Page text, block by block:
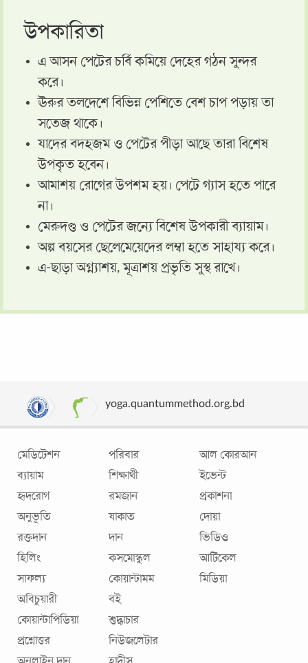
উপকারিতা
এ আসন পেটের চর্বি কমিয়ে দেহের গঠন সুন্দর
করে।
ঊরুর তলদেশে বিভিন্ন পেশিতে বেশ চাপ পড়ায় তা
সতেজ থাকে।
যাদের বদহজম ও পেটের পীড়া আছে তারা বিশেষ
উপকৃত হবেন।
আমাশয় রোগের উপশম হয়। পেটে গ্যাস হতে পারে
না।
মেরুদণ্ড ও পেটের জন্যে বিশেষ উপকারী ব্যায়াম।
অল্প বয়সের ছেলেমেয়েদের লম্বা হতে সাহায্য করে।
এ-ছাড়া অগ্ন্যাশয়, মূত্রাশয় প্রভৃতি সুস্থ রাখে।
yoga.quantummethod.org.bd
মেডিটেশন
ব্যায়াম
হৃদরোগ
অনুভূতি
রক্তদান
হিলিং
সাফল্য
পরিবার
শিক্ষার্থী
রমজান
যাকাত
দান
কসমোস্কুল
কোয়ান্টামম
আল কোরআন
ইভেন্ট
প্রকাশনা
দোয়া
ভিডিও
আর্টিকেল
মিডিয়া
অবিচুয়ারী
কোয়ান্টাপিডিয়া
প্রশ্নোত্তর
বই
শুদ্ধাচার
নিউজলেটার